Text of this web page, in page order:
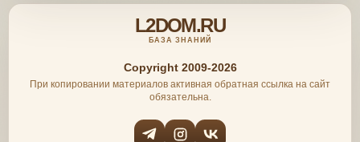
L2DOM.RU
БАЗА ЗНАНИЙ
Copyright 2009-2026
При копировании материалов активная обратная ссылка на сайт
обязательна.